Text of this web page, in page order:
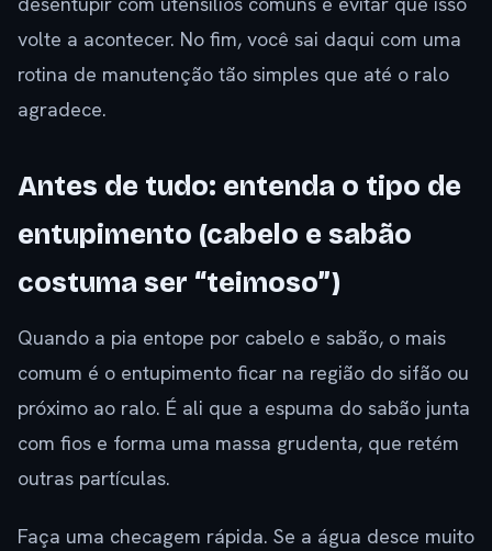
volte a acontecer. No fim, você sai daqui com uma
rotina de manutenção tão simples que até o ralo
agradece.
Antes de tudo: entenda o tipo de
entupimento (cabelo e sabão
costuma ser “teimoso”)
Quando a pia entope por cabelo e sabão, o mais
comum é o entupimento ficar na região do sifão ou
próximo ao ralo. É ali que a espuma do sabão junta
com fios e forma uma massa grudenta, que retém
outras partículas.
Faça uma checagem rápida. Se a água desce muito